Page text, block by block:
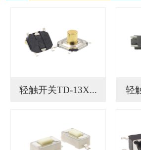
轻触开关TD-13X... 轻